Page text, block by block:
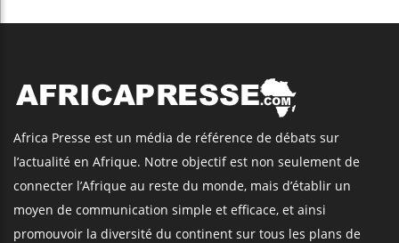
Africa Presse est un média de référence de débats sur
l’actualité en Afrique. Notre objectif est non seulement de
connecter l’Afrique au reste du monde, mais d’établir un
moyen de communication simple et efficace, et ainsi
promouvoir la diversité du continent sur tous les plans de